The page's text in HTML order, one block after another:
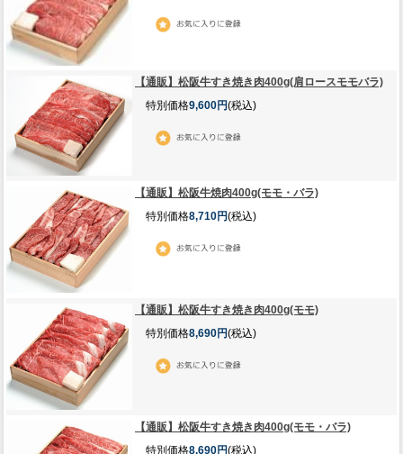
【通販】松阪牛すき焼き肉400g(肩ロースモモバラ)
特別価格9,600円(税込)
【通販】松阪牛焼肉400g(モモ・バラ)
特別価格8,710円(税込)
【通販】松阪牛すき焼き肉400g(モモ)
特別価格8,690円(税込)
【通販】松阪牛すき焼き肉400g(モモ・バラ)
特別価格8,690円(税込)